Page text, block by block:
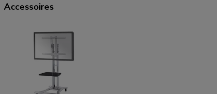
Accessoires